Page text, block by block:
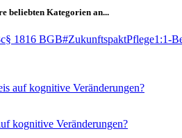
beliebten Kategorien an...
§ 1816 BGB#ZukunftspaktPflege1:1-
auf kognitive Veränderungen?